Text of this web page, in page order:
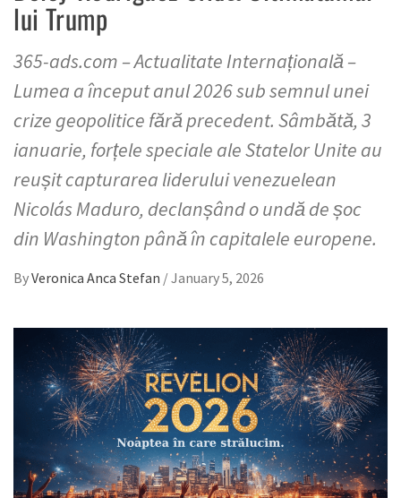
lui Trump
365-ads.com – Actualitate Internațională –
Lumea a început anul 2026 sub semnul unei
crize geopolitice fără precedent. Sâmbătă, 3
ianuarie, forțele speciale ale Statelor Unite au
reușit capturarea liderului venezuelean
Nicolás Maduro, declanșând o undă de șoc
din Washington până în capitalele europene.
ByVeronica Anca Stefan /January 5, 2026